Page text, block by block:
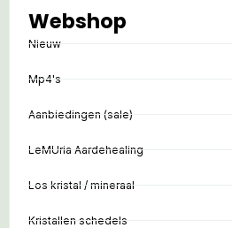
Webshop
Nieuw
Mp4's
Aanbiedingen (sale)
LeMUria Aardehealing
Los kristal / mineraal
Kristallen schedels